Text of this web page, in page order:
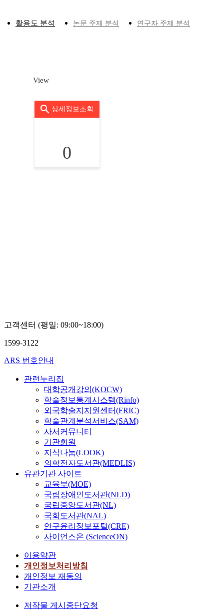
활용도 분석 논문 주제 분석 연구자 주제 분석
View
상세정보조회
0
고객센터 (평일: 09:00~18:00)
1599-3122
ARS 번호안내
관련누리집
대학공개강의(KOCW)
학술정보통계시스템(Rinfo)
외국학술지지원센터(FRIC)
학술관계분석서비스(SAM)
사서커뮤니티
기관회원
지식나눔(LOOK)
의학전자도서관(MEDLIS)
유관기관 사이트
교육부(MOE)
국립장애인도서관(NLD)
국립중앙도서관(NL)
국회도서관(NAL)
연구윤리정보포털(CRE)
사이언스온 (ScienceON)
이용약관
개인정보처리방침
개인정보 재동의
기관소개
저작물 게시중단요청